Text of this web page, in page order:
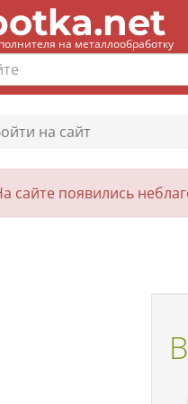
на металлообработку
на сайт
сайте появились